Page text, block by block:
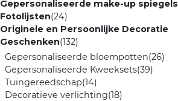
Gepersonaliseerde make-up spiegels
Fotolijsten(24)
Originele en Persoonlijke Decoratie
Geschenken(132)
Gepersonaliseerde bloempotten(26)
Gepersonaliseerde Kweeksets(39)
Tuingereedschap(14)
Decoratieve verlichting(18)